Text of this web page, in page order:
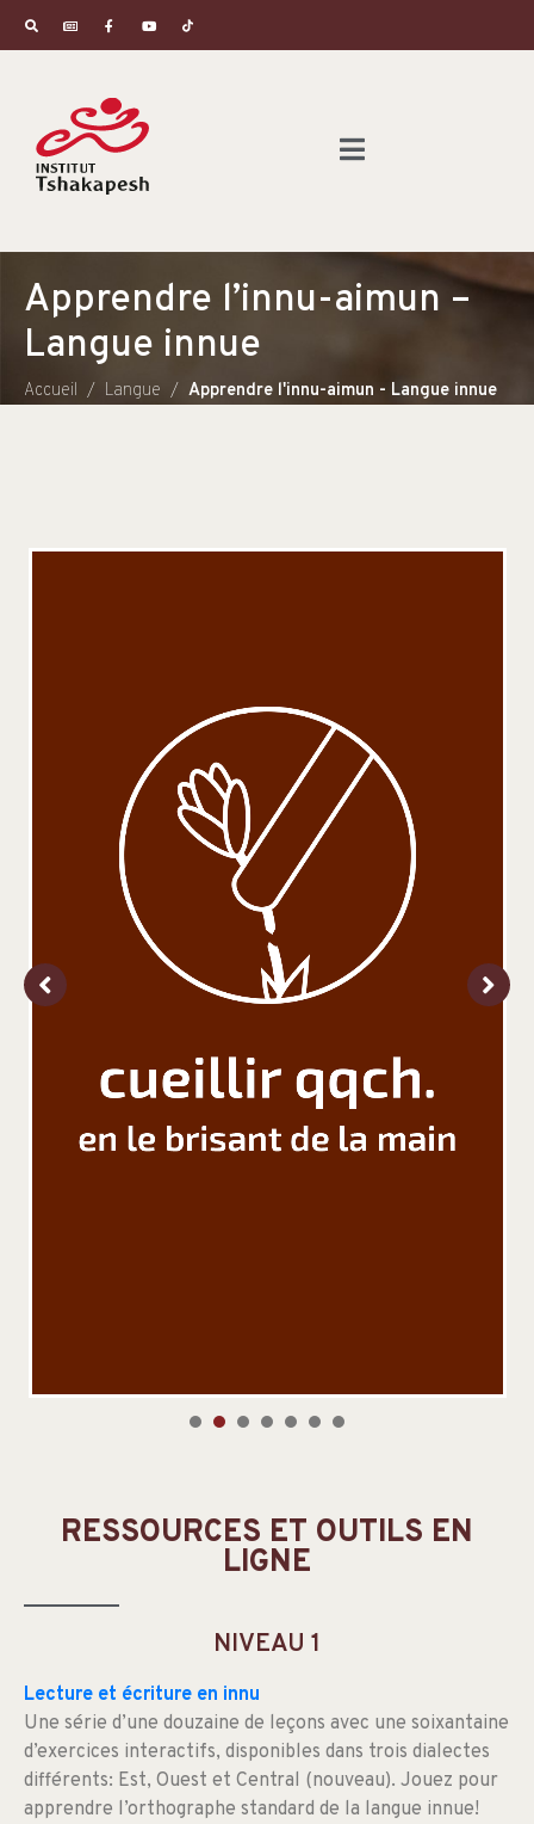
Apprendre l’innu-aimun –
Langue innue
Accueil Langue Apprendre l'innu-aimun - Langue innue
RESSOURCES ET OUTILS EN
LIGNE
NIVEAU 1
Lecture et écriture en innu
Une série d’une douzaine de leçons avec une soixantaine
d’exercices interactifs, disponibles dans trois dialectes
différents: Est, Ouest et Central (nouveau). Jouez pour
apprendre l’orthographe standard de la langue innue!